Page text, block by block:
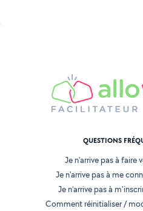
QUESTIONS
Je n'arrive pas à faire
Je n'arrive pas à me
Je n'arrive pas à
Comment réinitialiser /